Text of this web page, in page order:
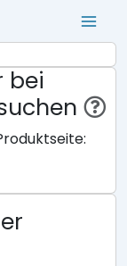
bei